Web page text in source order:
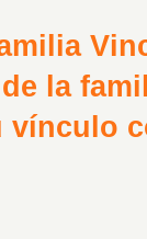
la
vínculo